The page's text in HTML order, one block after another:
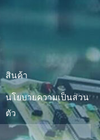
สินค้า
นโยบายความเป็นส่วน
ตัว